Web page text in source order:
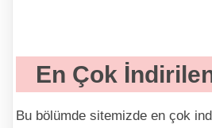
En Çok
Bu bölümde sitemizde en çok